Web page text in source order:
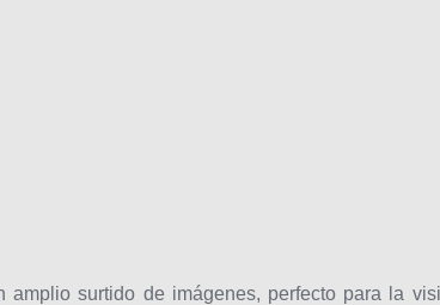
amplio surtido de imágenes, perfecto para la